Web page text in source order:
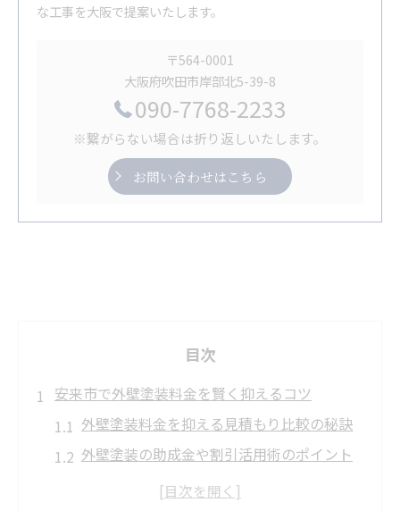
な工事を大阪で提案いたします。
〒564-0001
大阪府吹田市岸部北5-39-8
090-7768-2233
※繋がらない場合は折り返しいたします。
お問い合わせはこちら
目次
安来市で外壁塗装料金を賢く抑えるコツ
外壁塗装料金を抑える見積もり比較の秘訣
外壁塗装の助成金や割引活用術のポイント
外壁塗装で無駄な費用を省く業者選びの注